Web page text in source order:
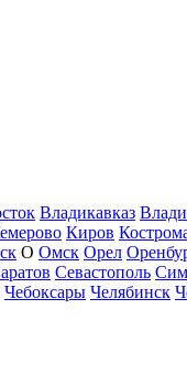
Владикавказ
Киров
О Омск Орел
Севастополь
Чебоксары Челябинск